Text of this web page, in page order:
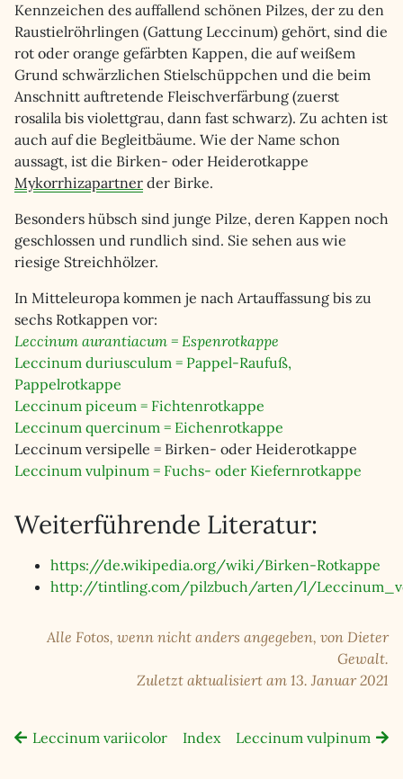
Kennzeichen des auffallend schönen Pilzes, der zu den
Raustielröhrlingen (Gattung Leccinum) gehört, sind die
rot oder orange gefärbten Kappen, die auf weißem
Grund schwärzlichen Stielschüppchen und die beim
Anschnitt auftretende Fleischverfärbung (zuerst
rosalila bis violettgrau, dann fast schwarz). Zu achten ist
auch auf die Begleitbäume. Wie der Name schon
aussagt, ist die Birken- oder Heiderotkappe
Mykorrhizapartner der Birke.
Besonders hübsch sind junge Pilze, deren Kappen noch
geschlossen und rundlich sind. Sie sehen aus wie
riesige Streichhölzer.
In Mitteleuropa kommen je nach Artauffassung bis zu
sechs Rotkappen vor:
Leccinum aurantiacum = Espenrotkappe
Leccinum duriusculum = Pappel-Raufuß,
Pappelrotkappe
Leccinum piceum = Fichtenrotkappe
Leccinum quercinum = Eichenrotkappe
Leccinum versipelle = Birken- oder Heiderotkappe
Leccinum vulpinum = Fuchs- oder Kiefernrotkappe
Weiterführende Literatur:
https://de.wikipedia.org/wiki/Birken-Rotkappe
http://tintling.com/pilzbuch/arten/l/
Alle Fotos, wenn nicht anders angegeben, von Dieter
Gewalt.
Zuletzt aktualisiert am 13. Januar 2021
Leccinum variicolor Index Leccinum vulpinum